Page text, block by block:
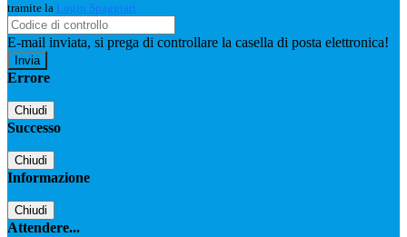
tramite la Login Spaggiari
E-mail inviata, si prega di controllare la casella di posta elettronica!
Errore
Chiudi
Successo
Chiudi
Informazione
Chiudi
Attendere...